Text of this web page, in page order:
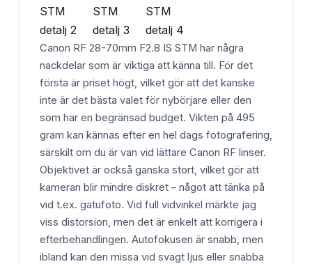
Canon RF 28-70mm F2.8 IS STM har några
nackdelar som är viktiga att känna till. För det
första är priset högt, vilket gör att det kanske
inte är det bästa valet för nybörjare eller den
som har en begränsad budget. Vikten på 495
gram kan kännas efter en hel dags fotografering,
särskilt om du är van vid lättare Canon RF linser.
Objektivet är också ganska stort, vilket gör att
kameran blir mindre diskret – något att tänka på
vid t.ex. gatufoto. Vid full vidvinkel märkte jag
viss distorsion, men det är enkelt att korrigera i
efterbehandlingen. Autofokusen är snabb, men
ibland kan den missa vid svagt ljus eller snabba